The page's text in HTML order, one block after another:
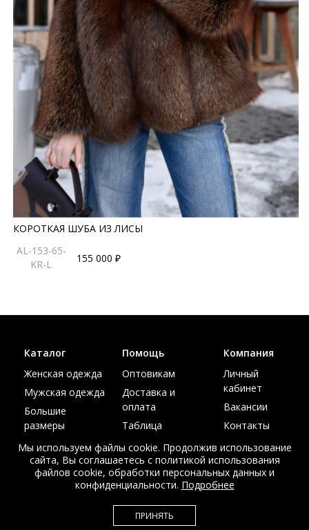
КОРОТКАЯ ШУБА ИЗ ЛИСЫ
AL-153-65-
KR-L
155 000 ₽
© Интернет магазин верхней одежды из меха и кожи
EDEM-ROOM 2011-2026
Каталог
Женская одежда
Мужская одежда
Большие
размеры
Акции
Помощь
Оптовикам
Доставка и
оплата
Таблица
Компания
Личный
кабинет
Вакансии
Контакты
Мы используем файлы cookie. Продолжив использование
сайта, Вы соглашаетесь с политикой использования
файлов cookie, обработки персональных данных и
конфиденциальности. Подробнее
ПРИНЯТЬ